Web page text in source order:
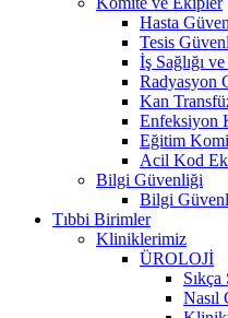
Hasta
Tesis
İş Sağlığı
Radyasyon
Kan
Enfeksiyon
Eğitim
Acil Kod
Bilgi Güvenliği
Bilgi
Tıbbi Birimler
Kliniklerimiz
ÜROLOJİ
Nasıl